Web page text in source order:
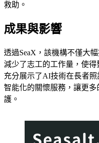
救助。
成果與影響
透過SeaX，該機構不僅大
減少了志工的工作量，使
充分展示了AI技術在長者
智能化的關懷服務，讓更
護。